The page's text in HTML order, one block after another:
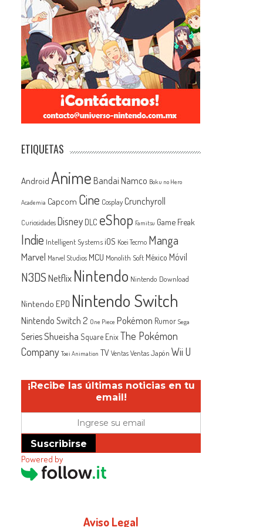
ETIQUETAS
Android Anime Bandai Namco Boku no Hero
Academia Capcom Cine Cosplay Crunchyroll
Curiosidades Disney DLC eShop Famitsu Game Freak
Indie Intelligent Systems iOS Koei Tecmo Manga
Marvel Marvel Studios MCU Monolith Soft México Móvil
N3DSNetflix Nintendo Nintendo Download
Nintendo EPD Nintendo Switch
Nintendo Switch 2 One Piece Pokémon Rumor Sega
SeriesShueisha Square EnixThe Pokémon
Company Toei Animation TV Ventas Ventas Japón Wii U
¡Recibe las últimas noticias en tu
email!
Suscribirse
Powered by
Aviso Legal